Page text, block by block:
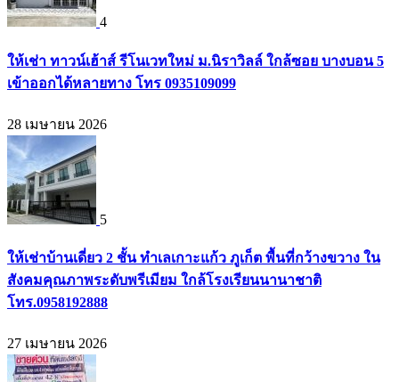
4
ให้เช่า ทาวน์เฮ้าส์ รีโนเวทใหม่ ม.นิราวิลล์ ใกล้ซอย บางบอน 5
เข้าออกได้หลายทาง โทร 0935109099
28 เมษายน 2026
5
ให้เช่าบ้านเดี่ยว 2 ชั้น ทำเลเกาะแก้ว ภูเก็ต พื้นที่กว้างขวาง ใน
สังคมคุณภาพระดับพรีเมียม ใกล้โรงเรียนนานาชาติ
โทร.0958192888
27 เมษายน 2026